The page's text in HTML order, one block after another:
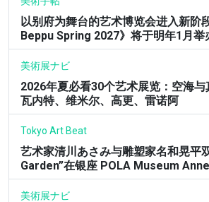
以别府为舞台的艺术博览会进入新阶
Beppu Spring 2027》将于明年1月举
美術展ナビ
2026年夏必看30个艺术展览：空海与
瓦内特、维米尔、高更、雷诺阿
Tokyo Art Beat
艺术家清川あさみ与雕塑家名和晃平
Garden”在银座 POLA Museum
美術展ナビ